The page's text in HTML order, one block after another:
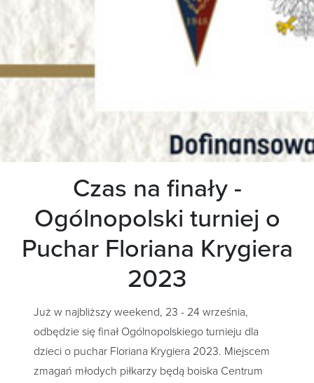
Czas na finały -
Ogólnopolski turniej o
Puchar Floriana Krygiera
2023
Już w najbliższy weekend, 23 - 24 września,
odbędzie się finał Ogólnopolskiego turnieju dla
dzieci o puchar Floriana Krygiera 2023. Miejscem
zmagań młodych piłkarzy będą boiska Centrum